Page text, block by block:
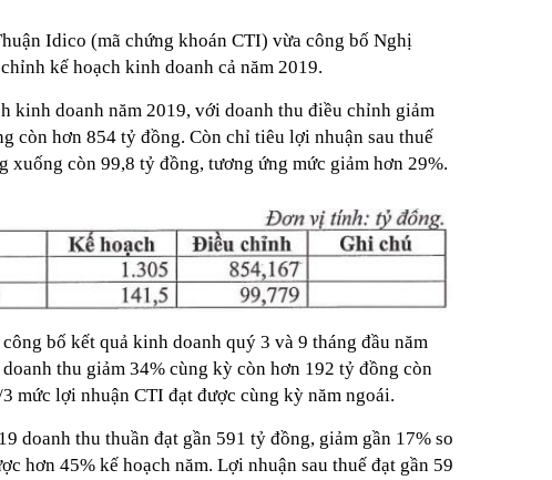
mất vốn tại các ngân hàng vượt 200.000 tỷ: Nhà băng
hình thành ngay trên Vịnh Bắc Bộ
bến xe khách gần 120 tỷ đồng ở Hà Nội sau hơn
khiến nhiều người bất ngờ
học vùng vừa đạt doanh thu 2.200 tỷ đồng, trả lương
quy tụ đến 2.443 Thạc sĩ, Tiến sĩ, Phó Giáo sư, Giáo
địa ốc tập trung vào giá trị thực của thị trường
Chí Minh sắp có hàng ngàn căn hộ cao cấp ra thị
9.000 tỷ tại Phú Quốc: Lộ trình “nghẹt thở” vượt ải
mua càng dễ giàu
Idico (mã chứng khoán CTI) vừa công bố Nghị
kế hoạch kinh doanh cả năm 2019.
kinh doanh năm 2019, với doanh thu điều chỉnh giảm
còn hơn 854 tỷ đồng. Còn chỉ tiêu lợi nhuận sau thuế
xuống còn 99,8 tỷ đồng, tương ứng mức giảm hơn 29%.
bố kết quả kinh doanh quý 3 và 9 tháng đầu năm
thu giảm 34% cùng kỳ còn hơn 192 tỷ đồng còn
mức lợi nhuận CTI đạt được cùng kỳ năm ngoái.
doanh thu thuần đạt gần 591 tỷ đồng, giảm gần 17% so
hơn 45% kế hoạch năm. Lợi nhuận sau thuế đạt gần 59